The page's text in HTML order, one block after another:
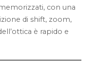
con una
di shift, zoom,
è rapido e